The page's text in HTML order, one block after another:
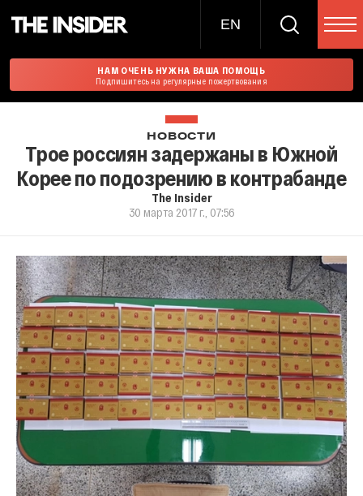
EN
НАМ ОЧЕНЬ НУЖНА ВАША ПОМОЩЬ
Подпишитесь на регулярные пожертвования
НОВОСТИ
Трое россиян задержаны в Южной
Корее по подозрению в контрабанде
The Insider
30 марта 2017 г., 07:56